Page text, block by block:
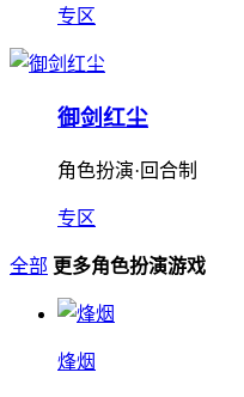
专区
御剑红尘
角色扮演·回合制
专区
全部 更多角色扮演游戏
烽烟